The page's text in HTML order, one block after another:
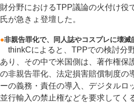
財分野におけるTPP議論の火付け役
氏が急きょ登壇した。
●非親告罪化で、同人誌やコスプレに壊滅
thinkCによると、TPPでの検討分
あり、その中で米国側は、著作権保
の非親告罪化、法定損害賠償制度の
ーの義務・責任の導入、デジタルロ
並行輸入の禁止権などを要求してく